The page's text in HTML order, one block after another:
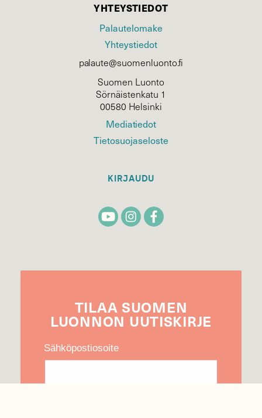
YHTEYSTIEDOT
Palautelomake
Yhteystiedot
palaute@suomenluonto.fi
Suomen Luonto
Sörnäistenkatu 1
00580 Helsinki
Mediatiedot
Tietosuojaseloste
KIRJAUDU
TILAA SUOMEN
LUONNON UUTIS­KIRJE
Sähköpostiosoite